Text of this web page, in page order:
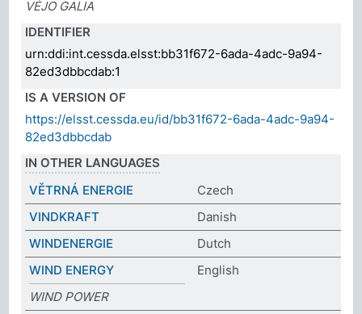
VĖJO GALIA
IDENTIFIER
urn:ddi:int.cessda.elsst:bb31f672-6ada-4adc-9a94-
82ed3dbbcdab:1
IS A VERSION OF
https://elsst.cessda.eu/id/bb31f672-6ada-4adc-9a94-
82ed3dbbcdab
IN OTHER LANGUAGES
VĚTRNÁ ENERGIE
Czech
VINDKRAFT
Danish
WINDENERGIE
Dutch
WIND ENERGY
English
WIND POWER